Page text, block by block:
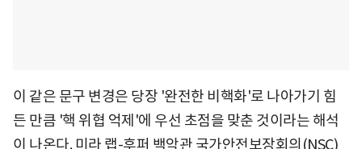
이 같은 문구 변경은 당장 '완전한 비핵화'로 나아가기 힘
든 만큼 '핵 위협 억제'에 우선 초점을 맞춘 것이라는 해석
이 나온다. 미라 랩-후퍼 백악관 국가안전보장회의(NSC)